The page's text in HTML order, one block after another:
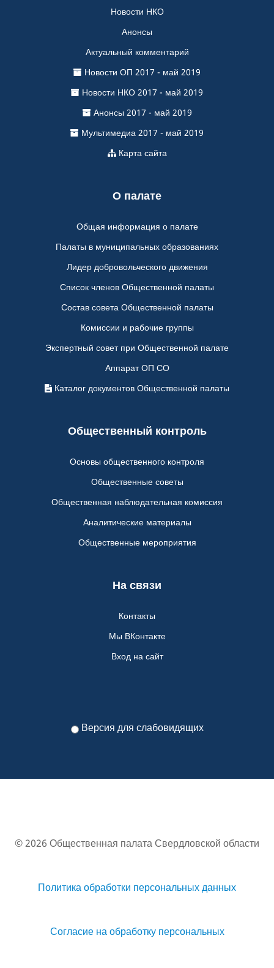
Новости НКО
Анонсы
Актуальный комментарий
Новости ОП 2017 - май 2019
Новости НКО 2017 - май 2019
Анонсы 2017 - май 2019
Мультимедиа 2017 - май 2019
Карта сайта
О палате
Общая информация о палате
Палаты в муниципальных образованиях
Лидер добровольческого движения
Список членов Общественной палаты
Состав совета Общественной палаты
Комиссии и рабочие группы
Экспертный совет при Общественной палате
Аппарат ОП СО
Каталог документов Общественной палаты
Общественный контроль
Основы общественного контроля
Общественные советы
Общественная наблюдательная комиссия
Аналитические материалы
Общественные мероприятия
На связи
Контакты
Мы ВКонтакте
Вход на сайт
Версия для слабовидящих
© 2026 Общественная палата Свердловской области
Политика обработки персональных данных
Согласие на обработку персональных